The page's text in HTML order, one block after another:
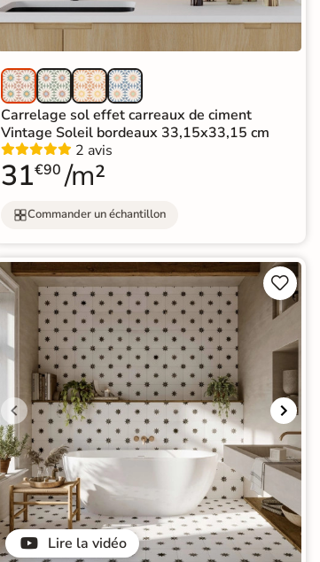
Carrelage sol effet carreaux de ciment
Vintage Soleil bordeaux 33,15x33,15 cm
2 avis
31€90 /m²
Commander un échantillon
Lire la vidéo

